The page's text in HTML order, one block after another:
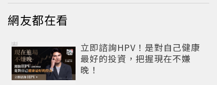
網友都在看
立即諮詢HPV！是對自己健康
最好的投資，把握現在不嫌
晚！
PR